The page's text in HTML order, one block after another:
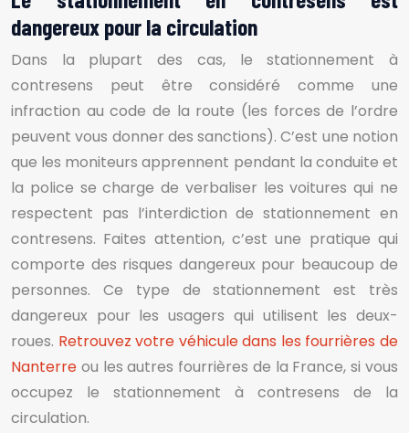
dangereux pour la circulation
Dans la plupart des cas, le stationnement à
contresens peut être considéré comme une
infraction au code de la route (les forces de l’ordre
peuvent vous donner des sanctions). C’est une notion
que les moniteurs apprennent pendant la conduite et
la police se charge de verbaliser les voitures qui ne
respectent pas l’interdiction de stationnement en
contresens. Faites attention, c’est une pratique qui
comporte des risques dangereux pour beaucoup de
personnes. Ce type de stationnement est très
dangereux pour les usagers qui utilisent les deux-
roues. Retrouvez votre véhicule dans les fourrières de
Nanterre ou les autres fourrières de la France, si vous
occupez le stationnement à contresens de la
circulation.